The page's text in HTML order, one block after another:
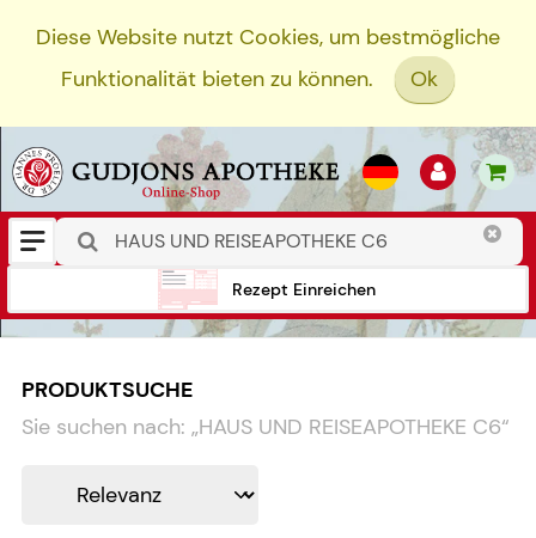
Diese Website nutzt Cookies, um bestmögliche
Funktionalität bieten zu können.
Ok
Rezept Einreichen
PRODUKTSUCHE
Sie suchen nach: „HAUS UND REISEAPOTHEKE C6“